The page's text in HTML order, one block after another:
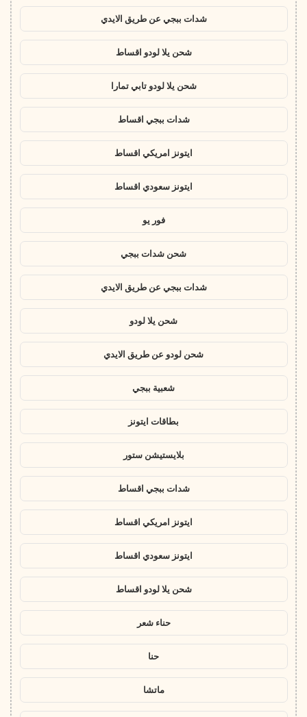
شدات ببجي عن طريق الايدي
شحن يلا لودو اقساط
شحن يلا لودو تابي تمارا
شدات ببجي اقساط
ايتونز امريكي اقساط
ايتونز سعودي اقساط
فور يو
شحن شدات ببجي
شدات ببجي عن طريق الايدي
شحن يلا لودو
شحن لودو عن طريق الايدي
شعبية ببجي
بطاقات ايتونز
بلايستيشن ستور
شدات ببجي اقساط
ايتونز امريكي اقساط
ايتونز سعودي اقساط
شحن يلا لودو اقساط
حناء شعر
حنا
ماتشا